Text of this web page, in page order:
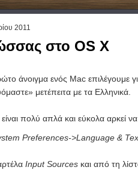
2011
στο OS X
άνοιγμα ενός Mac επιλέγουμε
μετέπειτα με τα Ελληνικά.
πολύ απλά και εύκολα αρκεί
Preferences->Language &
Input Sources και από τη